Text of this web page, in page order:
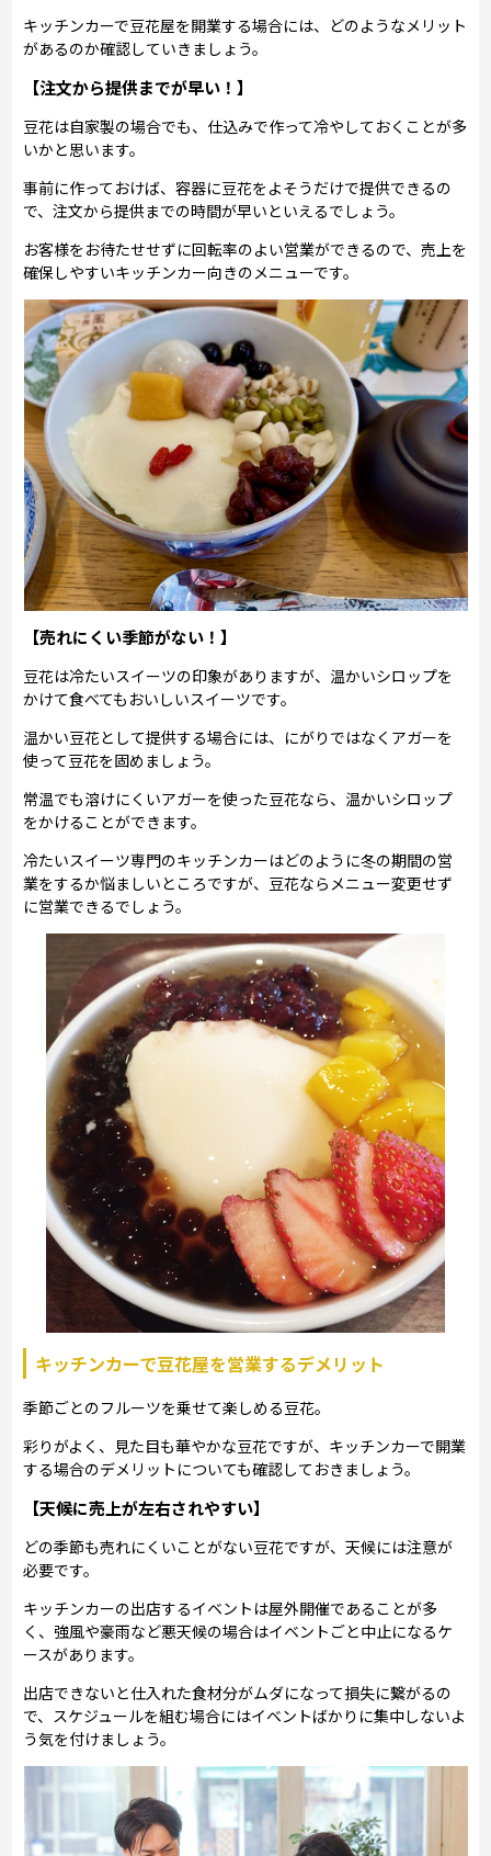
キッチンカーで豆花屋を開業する場合には、どのようなメリット
があるのか確認していきましょう。
【注文から提供までが早い！】
豆花は自家製の場合でも、仕込みで作って冷やしておくことが多
いかと思います。
事前に作っておけば、容器に豆花をよそうだけで提供できるの
で、注文から提供までの時間が早いといえるでしょう。
お客様をお待たせせずに回転率のよい営業ができるので、売上を
確保しやすいキッチンカー向きのメニューです。
【売れにくい季節がない！】
豆花は冷たいスイーツの印象がありますが、温かいシロップを
かけて食べてもおいしいスイーツです。
温かい豆花として提供する場合には、にがりではなくアガーを
使って豆花を固めましょう。
常温でも溶けにくいアガーを使った豆花なら、温かいシロップ
をかけることができます。
冷たいスイーツ専門のキッチンカーはどのように冬の期間の営
業をするか悩ましいところですが、豆花ならメニュー変更せず
に営業できるでしょう。
キッチンカーで豆花屋を営業するデメリット
季節ごとのフルーツを乗せて楽しめる豆花。
彩りがよく、見た目も華やかな豆花ですが、キッチンカーで開業
する場合のデメリットについても確認しておきましょう。
【天候に売上が左右されやすい】
どの季節も売れにくいことがない豆花ですが、天候には注意が
必要です。
キッチンカーの出店するイベントは屋外開催であることが多
く、強風や豪雨など悪天候の場合はイベントごと中止になるケ
ースがあります。
出店できないと仕入れた食材分がムダになって損失に繋がるの
で、スケジュールを組む場合にはイベントばかりに集中しないよ
う気を付けましょう。